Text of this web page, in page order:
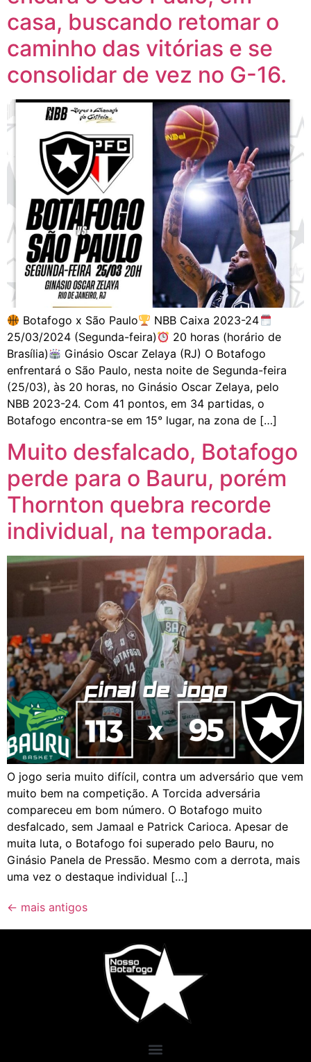
casa, buscando retomar o
caminho das vitórias e se
consolidar de vez no G-16.
Botafogo x São Paulo
NBB Caixa 2023-24
25/03/2024 (Segunda-feira)
20 horas (horário de
Brasília)
Ginásio Oscar Zelaya (RJ) O Botafogo
enfrentará o São Paulo, nesta noite de Segunda-feira
(25/03), às 20 horas, no Ginásio Oscar Zelaya, pelo
NBB 2023-24. Com 41 pontos, em 34 partidas, o
Botafogo encontra-se em 15° lugar, na zona de […]
Muito desfalcado, Botafogo
perde para o Bauru, porém
Thornton quebra recorde
individual, na temporada.
O jogo seria muito difícil, contra um adversário que vem
muito bem na competição. A Torcida adversária
compareceu em bom número. O Botafogo muito
desfalcado, sem Jamaal e Patrick Carioca. Apesar de
muita luta, o Botafogo foi superado pelo Bauru, no
Ginásio Panela de Pressão. Mesmo com a derrota, mais
uma vez o destaque individual […]
← mais antigos